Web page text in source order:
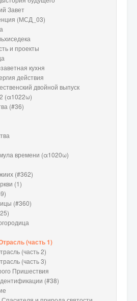
Завет
(МСД_03)
и проекты
кухня
действия
двойной выпуск
(α1022ω)
(#36)
времени (α1020ω)
(#362)
(1)
(#360)
(часть 1)
(часть 2)
(часть 3)
Пришествия
(#38)